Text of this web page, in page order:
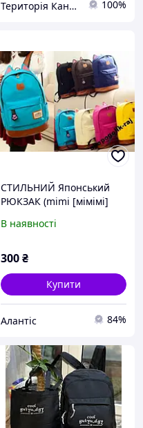
Територія Канцтоварів 100%
СТИЛЬНИЙ Японський
РЮКЗАК (mimi [мімімі]
рюкзаків. Закриття
В наявності
300₴
Купити
Алантіс 84%